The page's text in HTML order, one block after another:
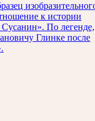
к истории
По легенде,
Глинке после